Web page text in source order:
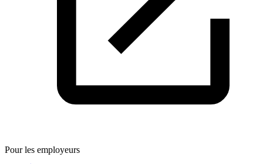
Pour les employeurs